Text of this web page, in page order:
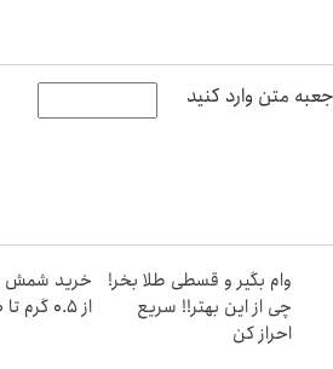
متن وارد کنید
وام بگیر و قسطی طلا بخر!
چی از این بهتر!! سریع
احراز کن
خرید شمش
از ۰.۵ گرم تا ۱۰ گرم